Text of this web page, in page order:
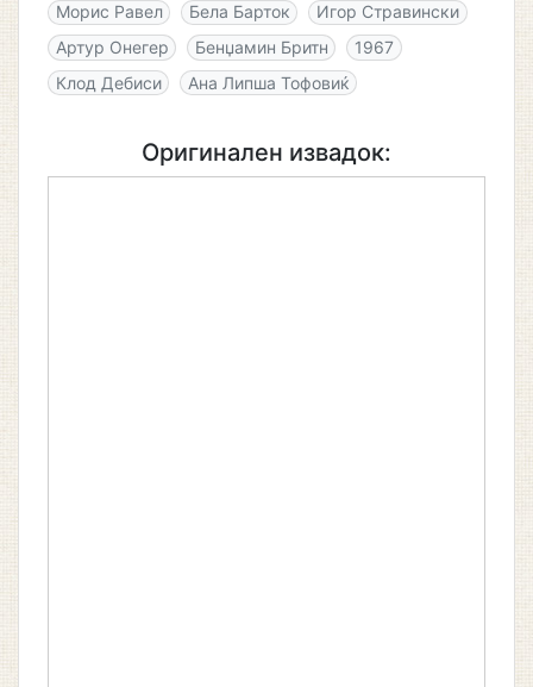
Морис Равел
Бела Барток
Игор Стравински
Артур Онегер
Бенџамин Бритн
1967
Клод Дебиси
Ана Липша Тофовиќ
Оригинален извадок: